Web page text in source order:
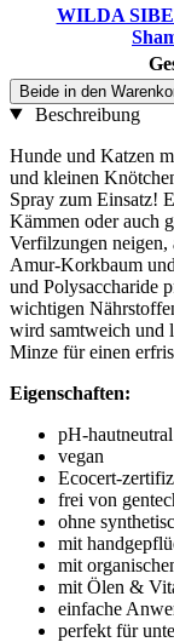
WILDA
Beide in den
Beschreibung
Hunde und Katzen
und kleinen
Spray zum Einsatz!
Kämmen oder auch
Verfilzungen
Amur-Korkbaum
und Polysaccharide
wichtigen
wird samtweich und
Minze für einen
Eigenschaften:
pH-hautneutral
vegan
Ecocert-
frei von
ohne
mit
mit
mit Ölen &
einfache
perfekt für